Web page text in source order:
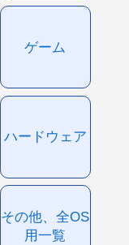
ゲーム
ハードウェア
その他、全OS
用一覧